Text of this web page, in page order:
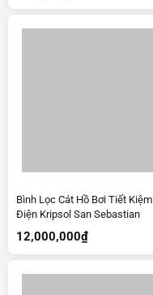
Bình Lọc Cát Hồ Bơi Tiết Kiệm
Điện Kripsol San Sebastian
12,000,000₫